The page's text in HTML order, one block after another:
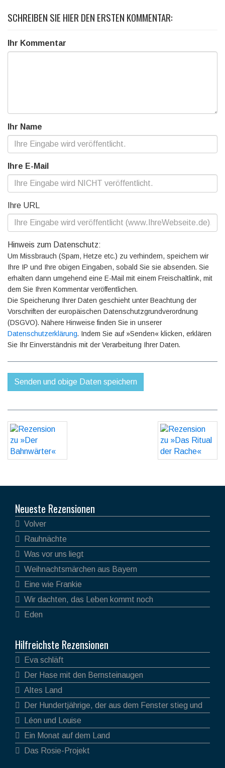
SCHREIBEN SIE HIER DEN ERSTEN KOMMENTAR:
Ihr Kommentar
Ihr Name
Ihre E-Mail
Ihre URL
Hinweis zum Datenschutz:
Um Missbrauch (Spam, Hetze etc.) zu verhindern, speichern wir
Ihre IP und Ihre obigen Eingaben, sobald Sie sie absenden. Sie
erhalten dann umgehend eine E-Mail mit einem Freischaltlink, mit
dem Sie Ihren Kommentar veröffentlichen.
Die Speicherung Ihrer Daten geschieht unter Beachtung der
Vorschriften der europäischen Datenschutzgrundverordnung
(DSGVO). Nähere Hinweise finden Sie in unserer
Datenschutzerklärung. Indem Sie auf »Senden« klicken, erklären
Sie Ihr Einverständnis mit der Verarbeitung Ihrer Daten.
Neueste Rezensionen
Volver
Rauhnächte
Was vor uns liegt
Weihnachtsmärchen aus Bayern
Eine wie Frankie
Wir dachten, das Leben kommt noch
Eden
Hilfreichste Rezensionen
Eva schläft
Der Hase mit den Bernsteinaugen
Altes Land
Der Hundertjährige, der aus dem Fenster stieg und
verschwand
Léon und Louise
Ein Monat auf dem Land
Das Rosie-Projekt